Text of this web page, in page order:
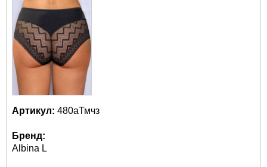
Артикул: 480аТмчз
Бренд:
Albina L